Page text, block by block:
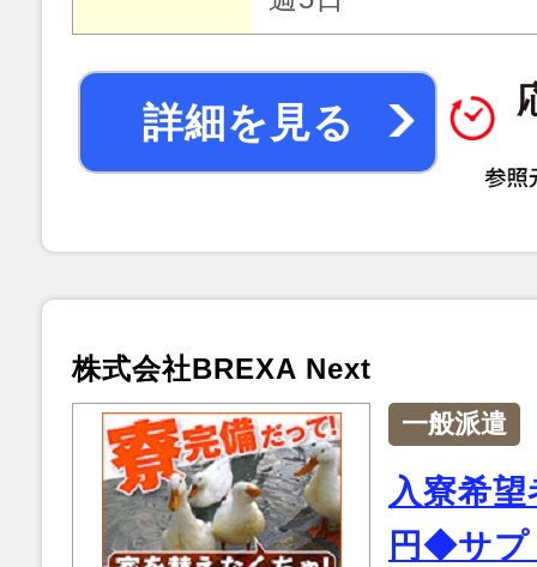
詳細を見る
株式会社BREXA Next
一般派遣
入寮希
円◆サプ